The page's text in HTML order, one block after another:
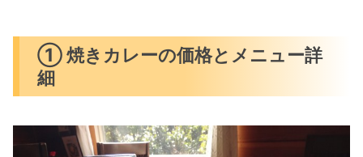
① 焼きカレーの価格とメニュー詳
細